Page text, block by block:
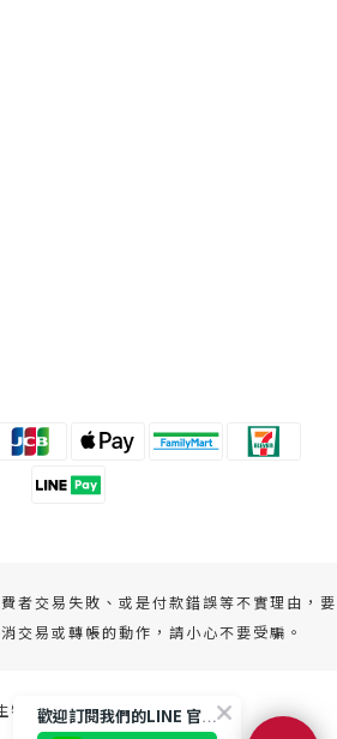
者交易失敗、或是付款錯誤等不實理由，要
交易或轉帳的動作，請小心不要受騙。
科技股份有限公司 版權所有
歡迎訂閱我們的LINE 官方帳號